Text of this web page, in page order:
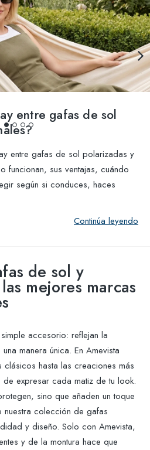
entre gafas de sol
entre gafas de sol polarizadas y
funcionan, sus ventajas, cuándo
según si conduces, haces
Continúa leyendo
de sol y
mejores marcas
accesorio: reflejan la
manera única. En Amevista
hasta las creaciones más
expresar cada matiz de tu look.
sino que añaden un toque
nuestra colección de gafas
y diseño. Solo con Amevista,
y de la montura hace que